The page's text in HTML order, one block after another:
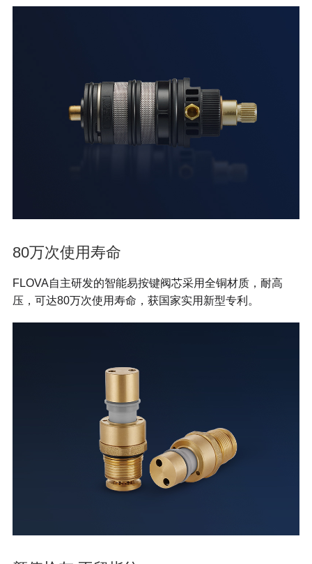
80万次使用寿命
FLOVA自主研发的智能易按键阀芯采用全铜材质，耐高
压，可达80万次使用寿命，获国家实用新型专利。